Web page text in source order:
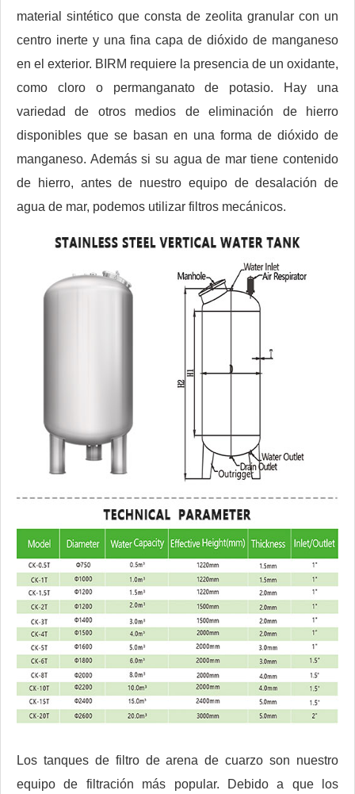
material sintético que consta de zeolita granular con un
centro inerte y una fina capa de dióxido de manganeso
en el exterior. BIRM requiere la presencia de un oxidante,
como cloro o permanganato de potasio. Hay una
variedad de otros medios de eliminación de hierro
disponibles que se basan en una forma de dióxido de
manganeso. Además si su agua de mar tiene contenido
de hierro, antes de nuestro equipo de desalación de
agua de mar, podemos utilizar filtros mecánicos.
Los tanques de filtro de arena de cuarzo son nuestro
equipo de filtración más popular. Debido a que los